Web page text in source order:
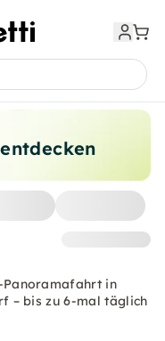
Panoramafahrt in
– bis zu 6-mal täglich